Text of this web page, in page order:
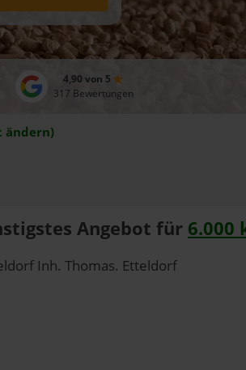
4,90 von 5
317 Bewertungen
ändern)
Angebot für 6.000
Inh. Thomas. Etteldorf